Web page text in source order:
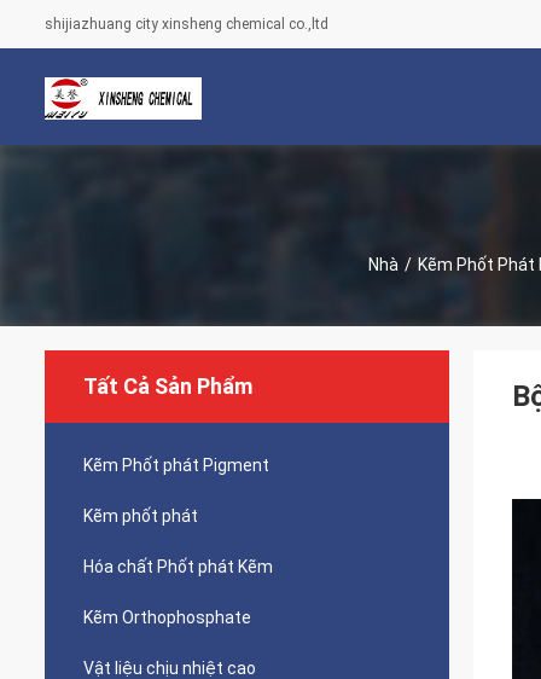
shijiazhuang city xinsheng chemical co.,ltd
Nhà / Kẽm Phốt Phát
Tất Cả Sản Phẩm
Kẽm Phốt phát Pigment
Kẽm phốt phát
Hóa chất Phốt phát Kẽm
Kẽm Orthophosphate
Vật liệu chịu nhiệt cao